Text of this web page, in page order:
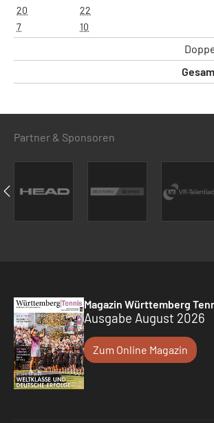
20
7
22
10
Partner & Sponsoren
Magazin Württemberg
Ausgabe August 2026
Zum Online Magazin